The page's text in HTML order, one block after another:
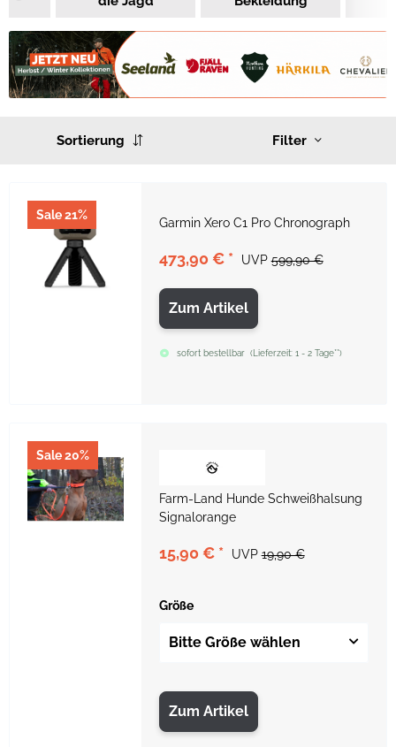
Filter
Sortierung
Sale 21%
Garmin Xero C1 Pro Chronograph
473,90 € * UVP 599,90 €
Zum Artikel
sofort bestellbar ( Lieferzeit:1 - 2 Tage**)
Sale 20%
Farm-Land Hunde Schweißhalsung
Signalorange
15,90 € * UVP 19,90 €
Größe
Bitte Größe wählen
Zum Artikel